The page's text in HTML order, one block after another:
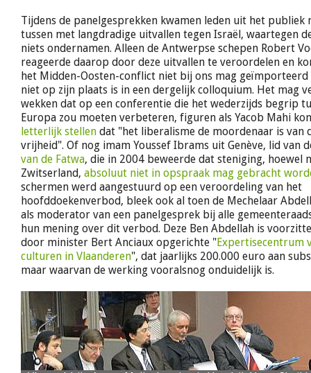
Tijdens de panelgesprekken kwamen leden uit het publiek
tussen met langdradige uitvallen tegen Israël, waartegen
niets ondernamen. Alleen de Antwerpse schepen Robert
reageerde daarop door deze uitvallen te veroordelen en
het Midden-Oosten-conflict niet bij ons mag geïmporteerd
niet op zijn plaats is in een dergelijk colloquium. Het mag
wekken dat op een conferentie die het wederzijds begrip
Europa zou moeten verbeteren, figuren als Yacob Mahi
letterlijk stellen dat "het liberalisme de moordenaar is van
vrijheid". Of nog imam Youssef Ibrams uit Genève, lid van
van de Fatwa, die in 2004 beweerde dat steniging, hoewel
Zwitserland, absoluut niet in opspraak mag gebracht
schermen werd aangestuurd op een veroordeling van het
hoofddoekenverbod, bleek ook al toen de Mechelaar
als moderator van een panelgesprek bij alle
hun mening over dit verbod. Deze Ben Abdellah is
door minister Bert Anciaux opgerichte "Expertisecentrum
culturen in Vlaanderen", dat jaarlijks 200.000 euro aan
maar waarvan de werking vooralsnog onduidelijk is.